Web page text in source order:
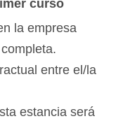
curso
la empresa
entre el/la
estancia será